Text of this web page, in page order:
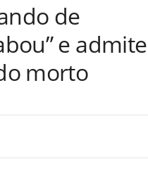
de
e admite
morto